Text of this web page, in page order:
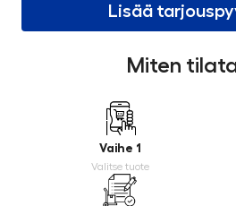
Lisää
Miten
Vaihe 1
Valitse tuote